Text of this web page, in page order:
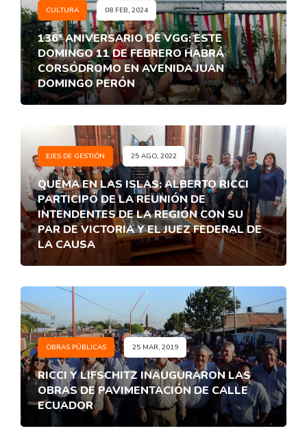
CULTURA 08 FEB, 2024
136° ANIVERSARIO DE VGG: ESTE
DOMINGO 11 DE FEBRERO HABRÁ
CORSÓDROMO EN AVENIDA JUAN
DOMINGO PERÓN
EJES DE GESTIÓN 25 AGO, 2022
QUEMA EN LAS ISLAS: ALBERTO RICCI
PARTICIPÓ DE LA REUNIÓN DE
INTENDENTES DE LA REGIÓN CON SU
PAR DE VICTORIA Y EL JUEZ FEDERAL DE
LA CAUSA
OBRAS PÚBLICAS 25 MAR, 2019
RICCI Y LIFSCHITZ INAUGURARON LAS
OBRAS DE PAVIMENTACIÓN DE CALLE
ECUADOR